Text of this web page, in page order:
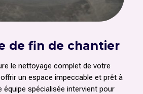
de fin de chantier
le nettoyage complet de votre
un espace impeccable et prêt à
équipe spécialisée intervient pour